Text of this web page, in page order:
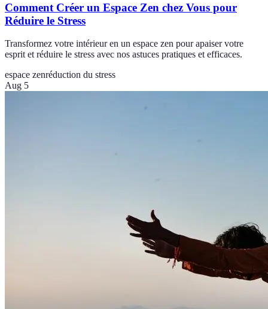
Comment Créer un Espace Zen chez Vous pour
Réduire le Stress
Transformez votre intérieur en un espace zen pour apaiser votre
esprit et réduire le stress avec nos astuces pratiques et efficaces.
espace zenréduction du stress
Aug 5